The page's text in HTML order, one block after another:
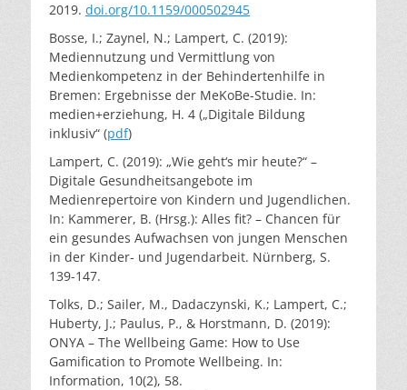
2019. doi.org/10.1159/000502945
Bosse, I.; Zaynel, N.; Lampert, C. (2019):
Mediennutzung und Vermittlung von
Medienkompetenz in der Behindertenhilfe in
Bremen: Ergebnisse der MeKoBe-Studie. In:
medien+erziehung, H. 4 („Digitale Bildung
inklusiv“ (pdf)
Lampert, C. (2019): „Wie geht‘s mir heute?“ –
Digitale Gesundheitsangebote im
Medienrepertoire von Kindern und Jugendlichen.
In: Kammerer, B. (Hrsg.): Alles fit? – Chancen für
ein gesundes Aufwachsen von jungen Menschen
in der Kinder- und Jugendarbeit. Nürnberg, S.
139-147.
Tolks, D.; Sailer, M., Dadaczynski, K.; Lampert, C.;
Huberty, J.; Paulus, P., & Horstmann, D. (2019):
ONYA – The Wellbeing Game: How to Use
Gamification to Promote Wellbeing. In:
Information, 10(2), 58.